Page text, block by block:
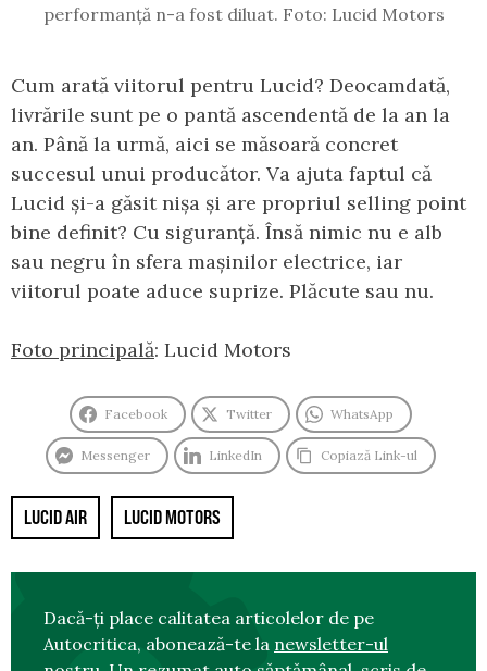
performanță n-a fost diluat. Foto: Lucid Motors
Cum arată viitorul pentru Lucid? Deocamdată,
livrările sunt pe o pantă ascendentă de la an la
an. Până la urmă, aici se măsoară concret
succesul unui producător. Va ajuta faptul că
Lucid și-a găsit nișa și are propriul selling point
bine definit? Cu siguranță. Însă nimic nu e alb
sau negru în sfera mașinilor electrice, iar
viitorul poate aduce suprize. Plăcute sau nu.
Foto principală: Lucid Motors
Facebook Twitter WhatsApp
Messenger LinkedIn Copiază Link-ul
LUCID AIR LUCID MOTORS
Dacă-ți place calitatea articolelor de pe
Autocritica, abonează-te la newsletter-ul